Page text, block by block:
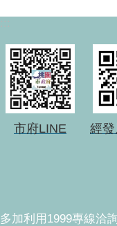
:::
市府LINE 經
多加利用1999專線洽